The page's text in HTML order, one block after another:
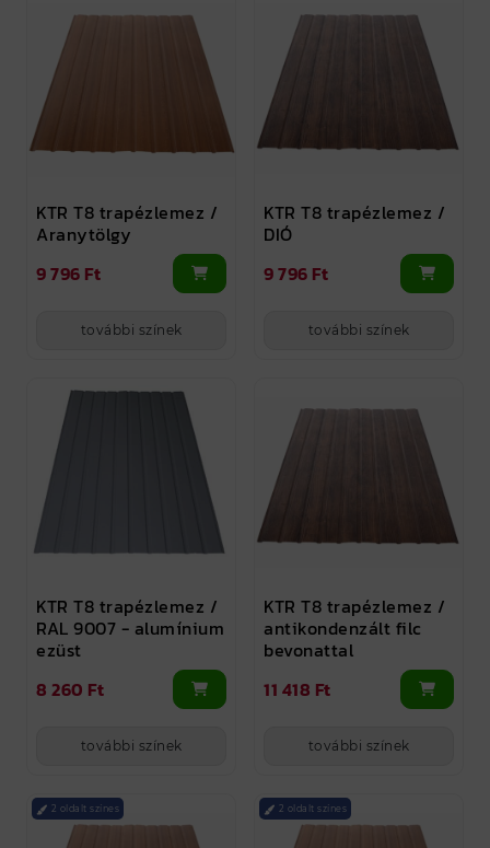
KTR T8 trapézlemez /
Aranytölgy
9 796 Ft
további színek
KTR T8 trapézlemez /
DIÓ
9 796 Ft
további színek
KTR T8 trapézlemez /
RAL 9007 - alumínium
ezüst
8 260 Ft
további színek
KTR T8 trapézlemez /
antikondenzált filc
bevonattal
11 418 Ft
további színek
2 oldalt színes 2 oldalt színes